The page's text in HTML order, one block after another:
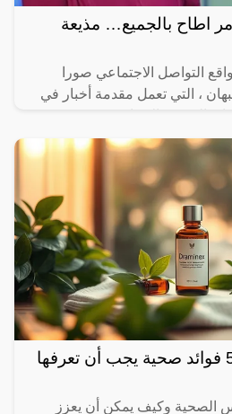
اطاح بالجميع… مذيعة
التواصل الاجتماعي صورا
نبهان ، التي تعمل مقدمة أخبار في
درامينكس: أفضل 5 فوائد صحية يجب أن تعرفها
الصحية وكيف يمكن أن يعزز